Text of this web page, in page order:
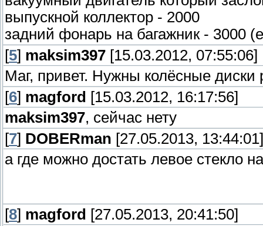
выпускной коллектор - 2000
задний фонарь на багажник - 3000
[5] maksim397 [15.03.2012, 07:55:06]
Маг, привет. Нужны колёсные
[6] magford [15.03.2012, 16:17:56]
maksim397, сейчас нету
[7] DOBERman [27.05.2013, 13:44:01]
а где можно достать левое стекло
[8] magford [27.05.2013, 20:41:50]